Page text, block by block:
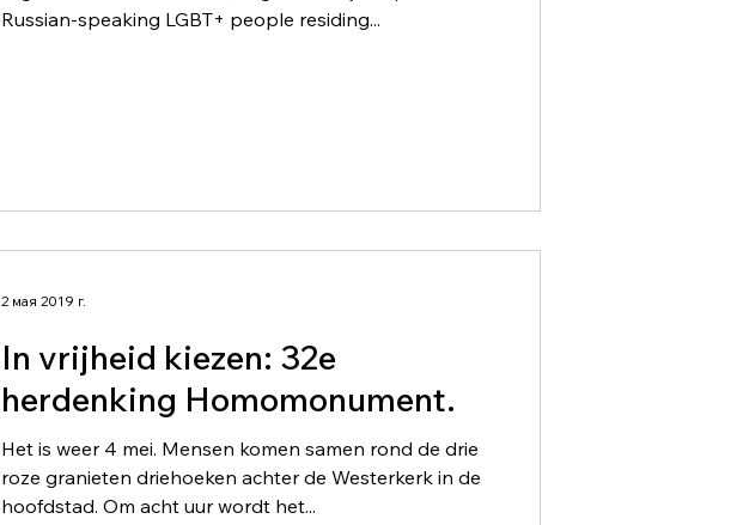
Russian-speaking LGBT+ people residing...
In vrijheid kiezen: 32e
herdenking Homomonument.
Het is weer 4 mei. Mensen komen samen rond de drie
roze granieten driehoeken achter de Westerkerk in de
hoofdstad. Om acht uur wordt het...
2 мая 2019 г.